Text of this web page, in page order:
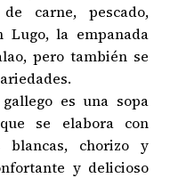
carne, pescado,
Lugo, la empanada
pero también se
es una sopa
se elabora con
blancas, chorizo y
y delicioso